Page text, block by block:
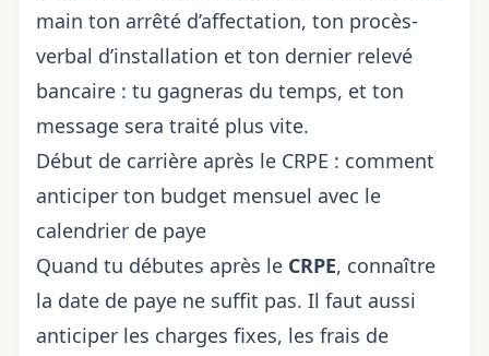
main ton arrêté d’affectation, ton procès-
verbal d’installation et ton dernier relevé
bancaire : tu gagneras du temps, et ton
message sera traité plus vite.
Début de carrière après le CRPE : comment
anticiper ton budget mensuel avec le
calendrier de paye
Quand tu débutes après le CRPE, connaître
la date de paye ne suffit pas. Il faut aussi
anticiper les charges fixes, les frais de